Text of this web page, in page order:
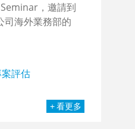
，邀請到
司海外業務部的
評估
看更多